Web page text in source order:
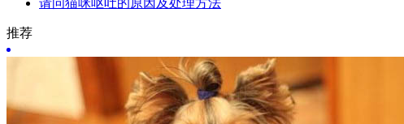
请问猫咪呕吐的原因及处理方法
推荐